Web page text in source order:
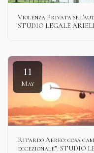
Violenza Privata se
STUDIO LEGALE
11
May
Ritardo Aereo: cosa
eccezionale”. STUDIO